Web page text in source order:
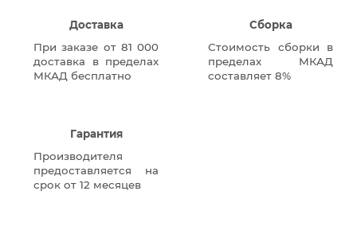
Доставка
При заказе от 81 000
доставка в пределах
МКАД бесплатно
Сборка
Стоимость сборки в
пределах МКАД
составляет 8%
Гарантия
Производителя
предоставляется на
срок от 12 месяцев